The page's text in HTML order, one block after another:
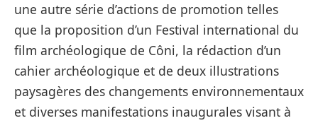
une autre série d’actions de promotion telles
que la proposition d’un Festival international du
film archéologique de Côni, la rédaction d’un
cahier archéologique et de deux illustrations
paysagères des changements environnementaux
et diverses manifestations inaugurales visant à